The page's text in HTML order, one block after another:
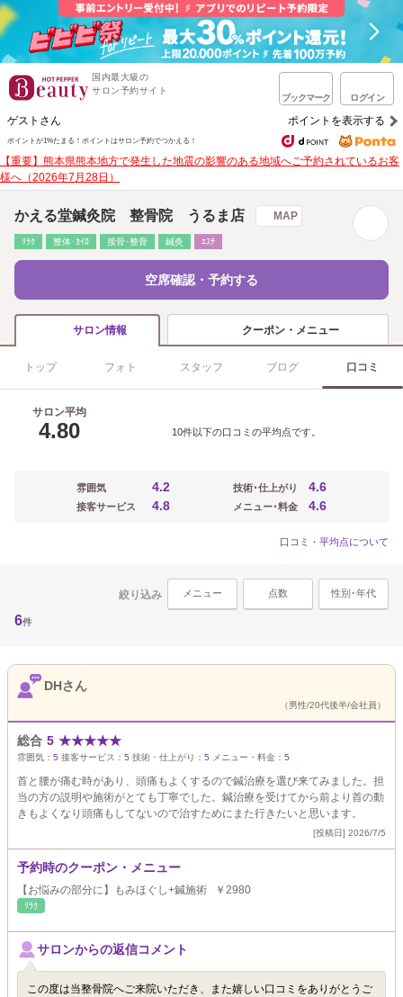
国内最大級の
サロン予約サイト
ブックマーク ログイン
ゲストさん ポイントを表示する
ポイントが1%たまる！ ポイントはサロン予約でつかえる！
【重要】熊本県熊本地方で発生した地震の影響のある地域へご予約されているお客
様へ（2026年7月28日）
かえる堂鍼灸院 整骨院 うるま店 MAP
ﾘﾗｸ 整体･ｶｲﾛ 接骨･整骨 鍼灸 ｴｽﾃ
空席確認・予約する
サロン情報 クーポン・メニュー
トップ フォト スタッフ ブログ 口コミ
サロン平均
4.80 10件以下の口コミの平均点です。
雰囲気 4.2
接客サービス 4.8
技術･仕上がり 4.6
メニュー･料金 4.6
口コミ・平均点について
絞り込み メニュー 点数 性別･年代
6件
DHさん
（男性/20代後半/会社員）
総合 5 ★★★★★
雰囲気： 5 接客サービス： 5 技術・仕上がり： 5 メニュー・料金： 5
首と腰が痛む時があり、頭痛もよくするので鍼治療を選び来てみました。担
当の方の説明や施術がとても丁寧でした。鍼治療を受けてから前より首の動
きもよくなり頭痛もしてないので治すためにまた行きたいと思います。
[投稿日] 2026/7/5
予約時のクーポン・メニュー
【お悩みの部分に】もみほぐし+鍼施術 ￥2980
ﾘﾗｸ
サロンからの返信コメント
この度は当整骨院へご来院いただき、また嬉しい口コミをありがとうご